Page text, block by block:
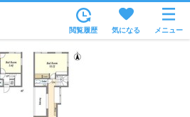
住所から
家賃相場から
閲覧履歴 気になる メニュー